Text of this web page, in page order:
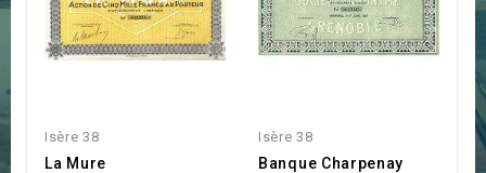
Isère 38
La Mure
Isère 38
Banque Charpenay